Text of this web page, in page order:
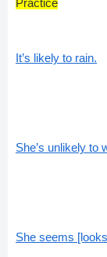
It’s likely to rain.
She’s unlikely to
She seems